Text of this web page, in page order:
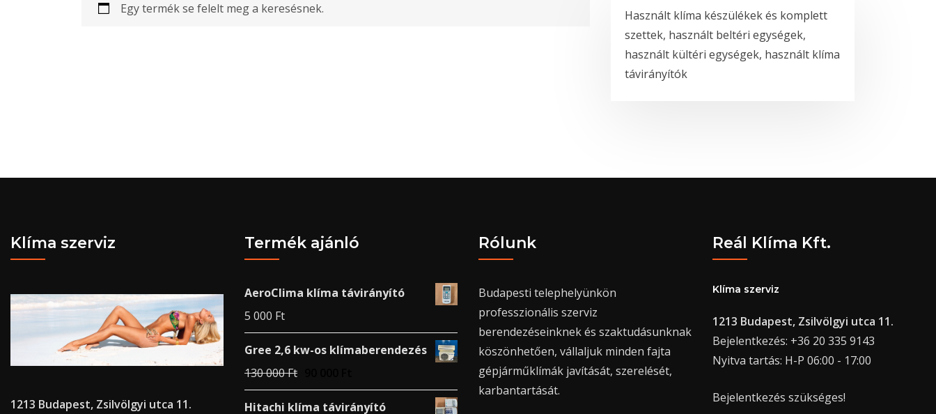
Egy termék se felelt meg a keresésnek.
Használt klíma készülékek és komplett
szettek, használt beltéri egységek,
használt kültéri egységek, használt klíma
távirányítók
Klíma szerviz
1213 Budapest, Zsilvölgyi utca 11.
Termék ajánló
AeroClima klíma távirányító
5 000 Ft
Gree 2,6 kw-os klímaberendezés
130 000Ft
Hitachi klíma távirányító
Rólunk
Budapesti telephelyünkön
professzionális szerviz
berendezéseinknek és szaktudásunknak
köszönhetően, vállaljuk minden fajta
gépjárműklímák javítását, szerelését,
karbantartását.
Reál Klíma Kft.
Klíma szerviz
1213 Budapest, Zsilvölgyi utca 11.
Bejelentkezés: +36 20 335 9143
Nyitva tartás: H-P 06:00 - 17:00
Bejelentkezés szükséges!